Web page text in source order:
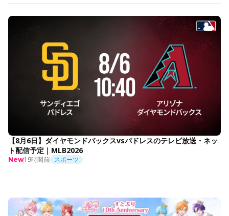
【8月6日】ダイヤモンドバックスvsパドレスのテレビ放送・ネッ
ト配信予定｜MLB2026
New19時間前 スポーツ